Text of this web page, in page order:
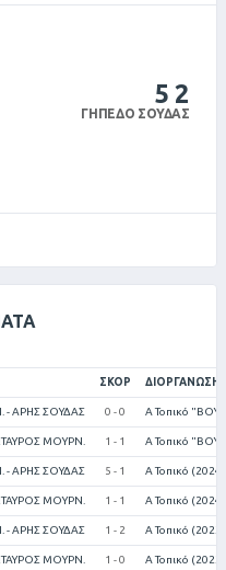
52
ΓΉΠΕΔΟ ΣΟΎΔΑΣ
ΣΚΟΡ ΔΙΟΡΓΆΝΩΣΗ
- ΑΡΗΣ ΣΟΥΔΑΣ 0 - 0 Α Τοπικό
ΜΟΥΡΝ. 1 - 1 Α Τοπικό
- ΑΡΗΣ ΣΟΥΔΑΣ 5 - 1 Α Τοπικό
ΜΟΥΡΝ. 1 - 1 Α Τοπικό
- ΑΡΗΣ ΣΟΥΔΑΣ 1 - 2 Α Τοπικό
ΜΟΥΡΝ. 1 - 0 Α Τοπικό